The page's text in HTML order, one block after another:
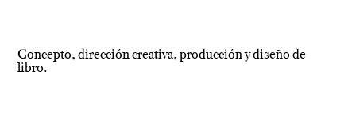
Concepto, dirección creativa, producción y diseño de
libro.